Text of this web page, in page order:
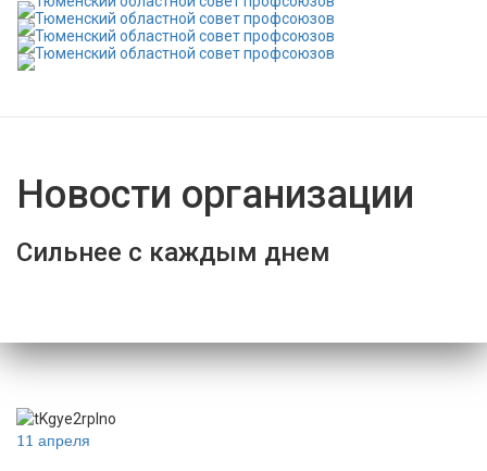
Новости организации
Сильнее с каждым днем
11 апреля